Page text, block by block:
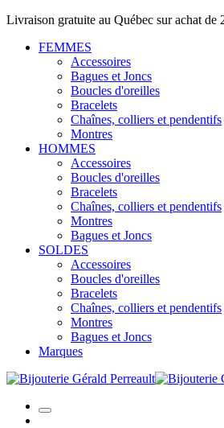
Livraison gratuite au Québec sur achat de
FEMMES
Accessoires
Bagues et Joncs
Boucles d'oreilles
Bracelets
Chaînes, colliers et pendentifs
Montres
HOMMES
Accessoires
Boucles d'oreilles
Bracelets
Chaînes, colliers et pendentifs
Montres
Bagues et Joncs
SOLDES
Accessoires
Boucles d'oreilles
Bracelets
Chaînes, colliers et pendentifs
Montres
Bagues et Joncs
Marques